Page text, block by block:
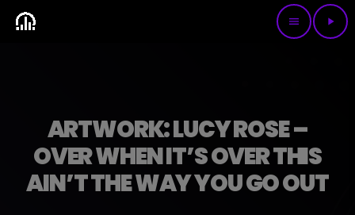
menu play_arrow
ARTWORK: LUCY ROSE –
OVER WHEN IT’S OVER THIS
AIN’T THE WAY YOU GO OUT